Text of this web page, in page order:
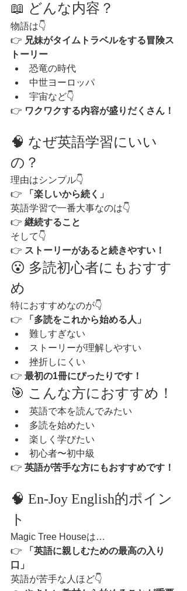
📖 どんな内容？
物語は👇
👉 兄妹がタイムトラベルをする冒険ス
トーリー
恐竜の時代
中世ヨーロッパ
宇宙など👇
👉 ワクワクする内容が盛りだくさん！
🧠 なぜ英語学習にいい
の？
理由はシンプル👇
👉
「楽しいから続く」
英語学習で一番大事なのは👇
👉 継続すること
そして👇
👉 ストーリーがあると続きやすい！
😮 多読初心者にもおすす
め
特におすすめなのが👇
👉
「多読をこれから始める人」
難しすぎない
ストーリーが理解しやすい
挫折しにくい
👉 最初の1冊にぴったりです！
🎯 こんな方におすすめ！
英語で本を読んでみたい
多読を始めたい
楽しく学びたい
初心者〜初中級
👉 英語が苦手な方にもおすすめです！
🧠 En-Joy English的ポイン
ト
Magic Tree Houseは…
👉
「英語に親しむための最高の入り
口」
英語が苦手な人ほど👇